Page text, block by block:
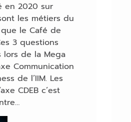
en 2020 sur
les métiers du
le Café de
3 questions
de la Mega
Communication
de l’IIM. Les
CDEB c’est